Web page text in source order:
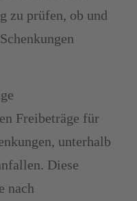
zu prüfen, ob und
Freibeträge für
unterhalb
Diese
nach